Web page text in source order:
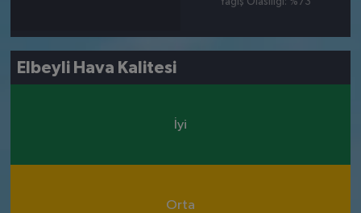
Yağış Olasılığı: %73
Elbeyli Hava Kalitesi
İyi
Orta